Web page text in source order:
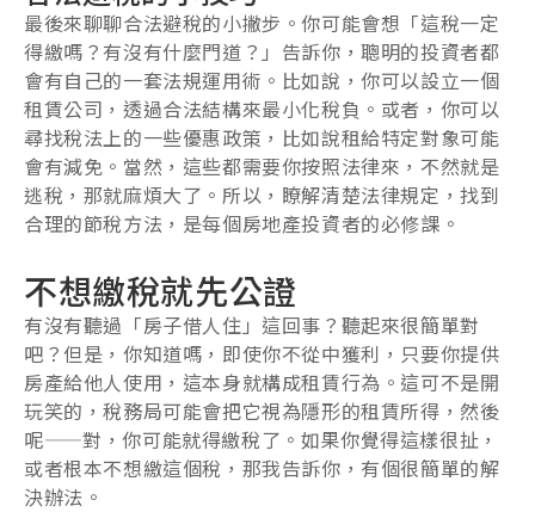
最後來聊聊合法避稅的小撇步。你可能會想「這稅一定
得繳嗎？有沒有什麼門道？」告訴你，聰明的投資者都
會有自己的一套法規運用術。比如說，你可以設立一個
租賃公司，透過合法結構來最小化稅負。或者，你可以
尋找稅法上的一些優惠政策，比如說租給特定對象可能
會有減免。當然，這些都需要你按照法律來，不然就是
逃稅，那就麻煩大了。所以，瞭解清楚法律規定，找到
合理的節稅方法，是每個房地產投資者的必修課。
不想繳稅就先公證
有沒有聽過「房子借人住」這回事？聽起來很簡單對
吧？但是，你知道嗎，即使你不從中獲利，只要你提供
房產給他人使用，這本身就構成租賃行為。這可不是開
玩笑的，稅務局可能會把它視為隱形的租賃所得，然後
呢——對，你可能就得繳稅了。如果你覺得這樣很扯，
或者根本不想繳這個稅，那我告訴你，有個很簡單的解
決辦法。